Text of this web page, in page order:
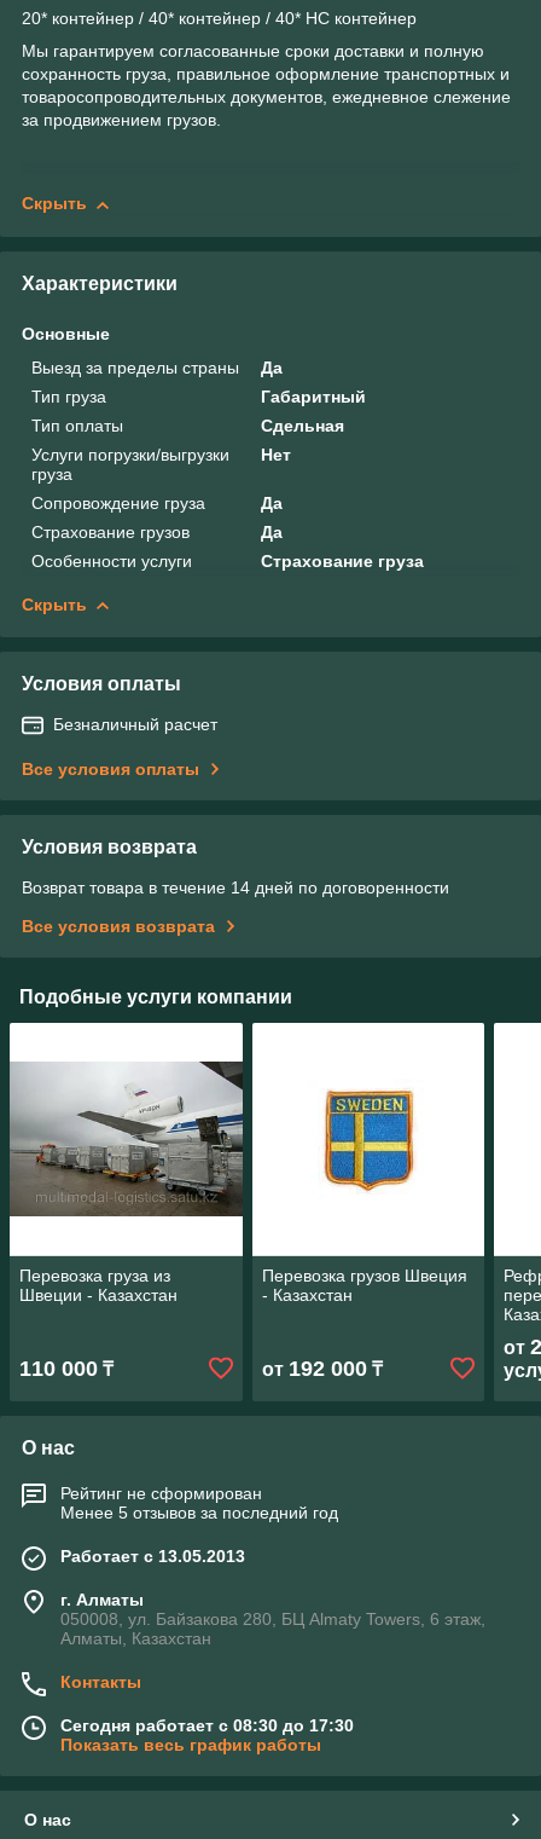
20* контейнер / 40* контейнер / 40* НС контейнер
Мы гарантируем согласованные сроки доставки и полную
сохранность груза, правильное оформление транспортных и
товаросопроводительных документов, ежедневное слежение
за продвижением грузов.
Скрыть
Характеристики
Основные
Выезд за пределы страны
Да
Тип груза
Габаритный
Тип оплаты
Сдельная
Услуги погрузки/выгрузки
груза
Нет
Сопровождение груза
Да
Страхование грузов
Да
Особенности услуги
Страхование груза
Скрыть
Условия оплаты
Безналичный расчет
Все условия оплаты
Условия возврата
Возврат товара в течение 14 дней по договоренности
Все условия возврата
Подобные услуги компании
Перевозка груза из
Швеции - Казахстан
110 000 ₸
Перевозка грузов Швеция
- Казахстан
от 192 000₸
от
О нас
Рейтинг не сформирован
Менее 5 отзывов за последний год
Работает с 13.05.2013
г. Алматы
050008, ул. Байзакова 280, БЦ Almaty Towers, 6 этаж,
Алматы, Казахстан
Контакты
Сегодня работает с 08:30 до 17:30
Показать весь график работы
О нас